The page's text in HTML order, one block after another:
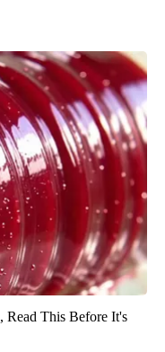
Read This Before It's